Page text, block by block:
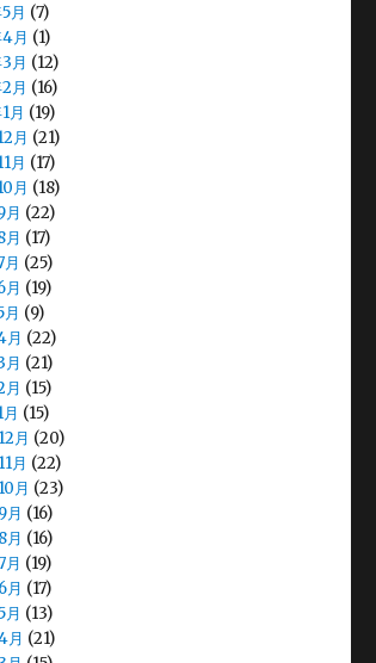
月 (7)
月 (1)
月 (12)
月 (16)
月 (19)
月 (21)
月 (17)
月 (18)
月 (22)
月 (17)
(25)
月 (19)
(9)
月 (22)
月 (21)
月 (15)
(15)
月 (20)
月 (22)
月 (23)
月 (16)
月 (16)
月 (19)
月 (17)
月 (13)
月 (21)